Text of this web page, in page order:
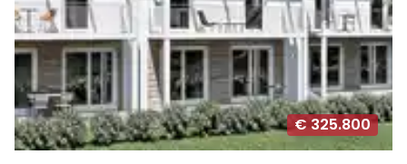
€ 325.800